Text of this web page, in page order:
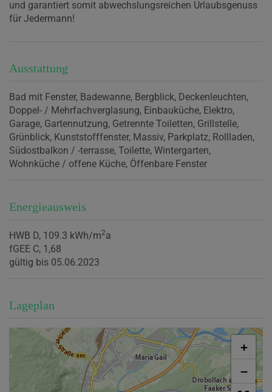
und garantiert somit abwechslungsreichen Urlaubsgenuss
für Jedermann!
Ausstattung
Bad mit Fenster Badewanne Bergblick Deckenleuchten
Doppel- / Mehrfachverglasung Einbauküche Elektro
Garage Gartennutzung Getrennte Toiletten Grillstelle
Grünblick Kunststofffenster Massiv Parkplatz Rollladen
Südostbalkon / -terrasse Toilette Wintergarten
Wohnküche / offene Küche Öffenbare Fenster
Energieausweis
HWB D, 109.3 kWh/m2a
fGEE C, 1,68
gültig bis 05.06.2023
Lageplan
+
−